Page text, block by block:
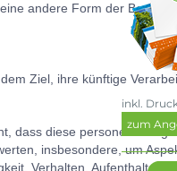
andere Form der
Ziel, ihre künftige
dass diese
insbesondere, um
Verhalten, Aufenthaltsort
inkl.
zum